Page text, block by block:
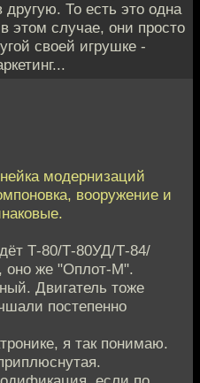
То есть это одна
этом случае, они просто
своей игрушке -
модернизаций
вооружение и
Т-80/Т-80УД/Т-84/
оно же "Оплот-М".
Двигатель тоже
постепенно
я так понимаю.